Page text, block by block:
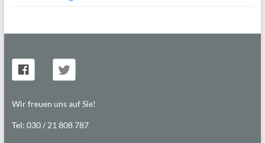
Wir freuen uns auf Sie!
Tel: 030 / 21 808 787